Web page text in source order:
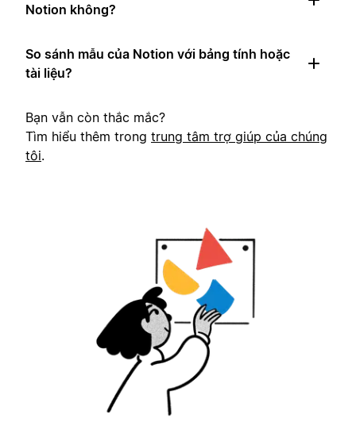
Notion không?
So sánh mẫu của Notion với bảng tính hoặc
tài liệu?
Bạn vẫn còn thắc mắc?
Tìm hiểu thêm trong trung tâm trợ giúp của chúng
tôi.